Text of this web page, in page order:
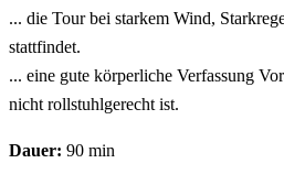
... die Tour bei starkem Wind,
stattfindet.
... eine gute körperliche Verfassung
nicht rollstuhlgerecht ist.
Dauer: 90 min